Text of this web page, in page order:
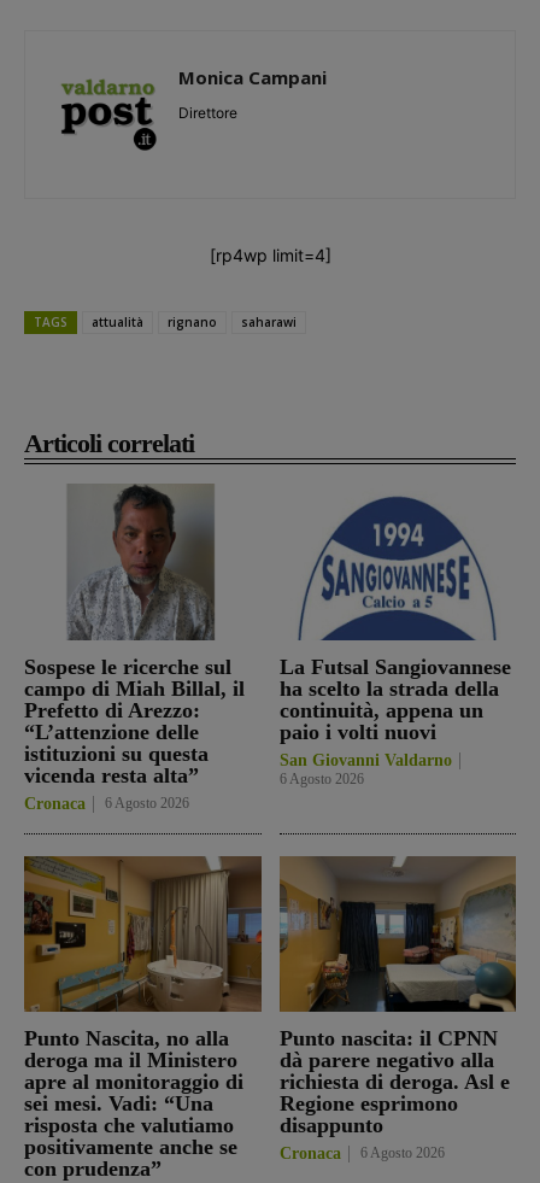
Articoli correlati
Sospese le ricerche sul
campo di Miah Billal, il
Prefetto di Arezzo:
“L’attenzione delle
istituzioni su questa
vicenda resta alta”
Cronaca 6 Agosto 2026
La Futsal Sangiovannese
ha scelto la strada della
continuità, appena un
paio i volti nuovi
San Giovanni Valdarno
6 Agosto 2026
Punto Nascita, no alla
deroga ma il Ministero
apre al monitoraggio di
sei mesi. Vadi: “Una
risposta che valutiamo
positivamente anche se
con prudenza”
Punto nascita: il CPNN
dà parere negativo alla
richiesta di deroga. Asl e
Regione esprimono
disappunto
Cronaca 6 Agosto 2026
Monica Campani
Direttore
[rp4wp limit=4]
TAGS attualità rignano saharawi